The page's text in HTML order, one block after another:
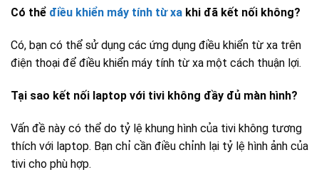
Có thể điều khiển máy tính từ xa khi đã kết nối không?
Có, bạn có thể sử dụng các ứng dụng điều khiển từ xa trên
điện thoại để điều khiển máy tính từ xa một cách thuận lợi.
Tại sao kết nối laptop với tivi không đầy đủ màn hình?
Vấn đề này có thể do tỷ lệ khung hình của tivi không tương
thích với laptop. Bạn chỉ cần điều chỉnh lại tỷ lệ hình ảnh của
tivi cho phù hợp.